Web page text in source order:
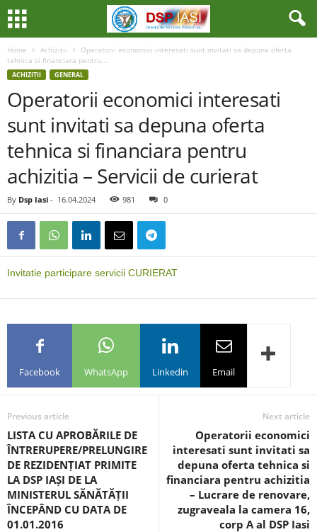
Home Achiziții
Operatorii economici interesati sunt invitati sa depuna oferta
tehnica si financiara pentru...
ACHIZIȚII GENERAL
Operatorii economici interesati
sunt invitati sa depuna oferta
tehnica si financiara pentru
achizitia – Servicii de curierat
By Dsp Iasi - 16.04.2024 981 0
Invitatie participare servicii CURIERAT
Facebook WhatsApp Linkedin Email
Previous article
LISTA CU APROBĂRILE DE
ÎNTRERUPERE/PRELUNGIRE
DE REZIDENȚIAT PRIMITE
LA DSP IAȘI DE LA
MINISTERUL SĂNĂTĂȚII
ÎNCEPÂND CU DATA DE
01.01.2016
Next article
Operatorii economici
interesati sunt invitati sa
depuna oferta tehnica si
financiara pentru achizitia
– Lucrare de renovare,
zugraveala la camera 16,
corp A al DSP Iasi